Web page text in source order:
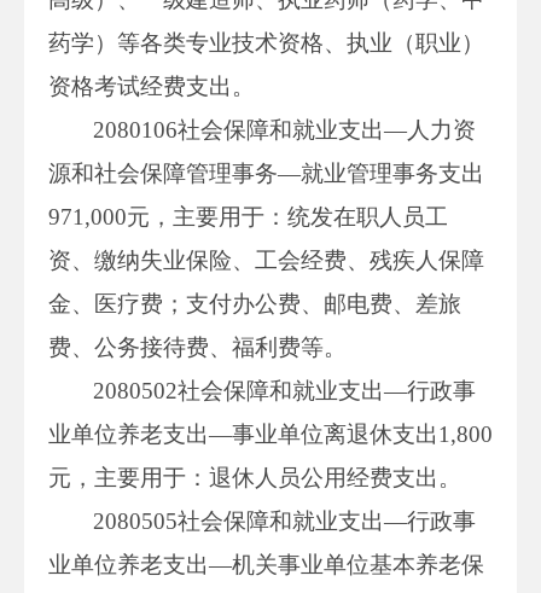
药学）等各类专业技术资格、执业（职业）
资格考试经费支出。
2080106社会保障和就业支出—人力资
源和社会保障管理事务—就业管理事务支出
971,000元，主要用于：统发在职人员工
资、缴纳失业保险、工会经费、残疾人保障
金、医疗费；支付办公费、邮电费、差旅
费、公务接待费、福利费等。
2080502社会保障和就业支出—行政事
业单位养老支出—事业单位离退休支出1,800
元，主要用于：退休人员公用经费支出。
2080505社会保障和就业支出—行政事
业单位养老支出—机关事业单位基本养老保